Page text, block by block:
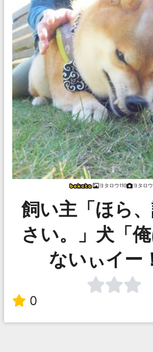
ヨタロウ110 ヨタロウ
飼い主「ほら
さい。」犬「
ないぃイー
0